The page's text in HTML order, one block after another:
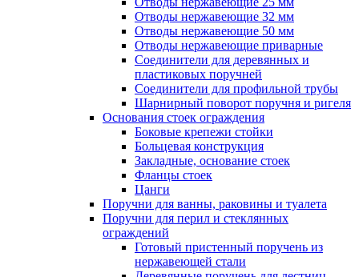
Отводы нержавеющие 32 мм
Отводы нержавеющие 50 мм
Отводы нержавеющие приварные
Соединители для деревянных и
пластиковых поручней
Соединители для профильной трубы
Шарнирный поворот поручня и ригеля
Основания стоек ограждения
Боковые крепежи стойки
Больцевая конструкция
Закладные, основание стоек
Фланцы стоек
Цанги
Поручни для ванны, раковины и туалета
Поручни для перил и стеклянных
ограждений
Готовый пристенный поручень из
нержавеющей стали